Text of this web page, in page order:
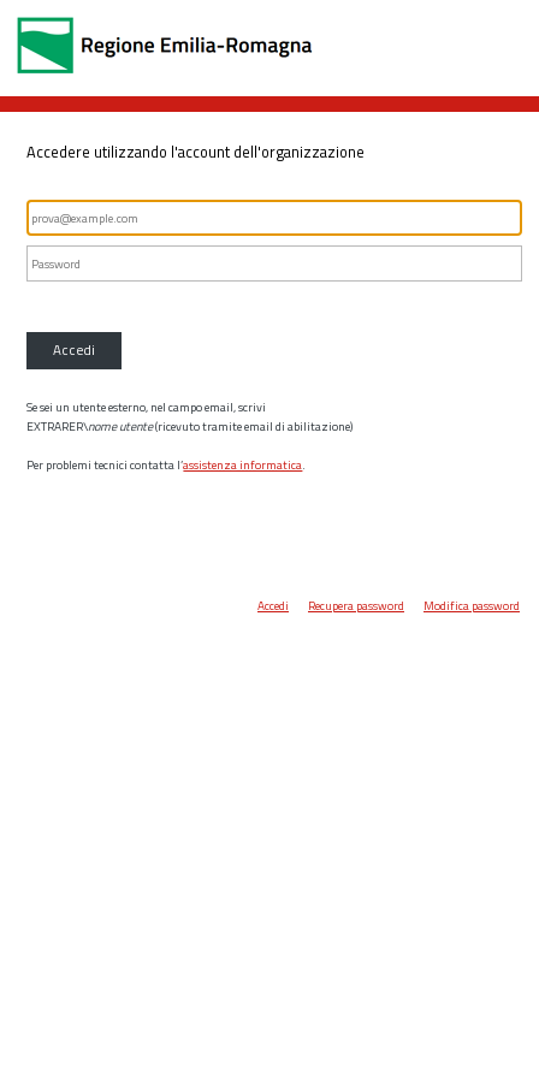
Accedere utilizzando l'account dell'organizzazione
Accedi
Se sei un utente esterno, nel campo email, scrivi
EXTRARER\nome utente(ricevuto tramite email di abilitazione)
Per problemi tecnici contatta l’assistenza informatica.
Accedi Recupera password Modifica password